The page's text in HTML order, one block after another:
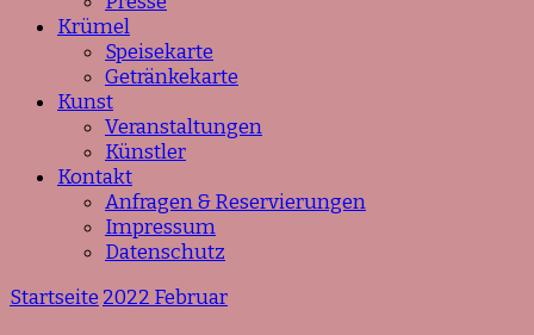
Krümel
Speisekarte
Getränkekarte
Kunst
Veranstaltungen
Künstler
Kontakt
Anfragen & Reservierungen
Impressum
Datenschutz
Startseite 2022 Februar